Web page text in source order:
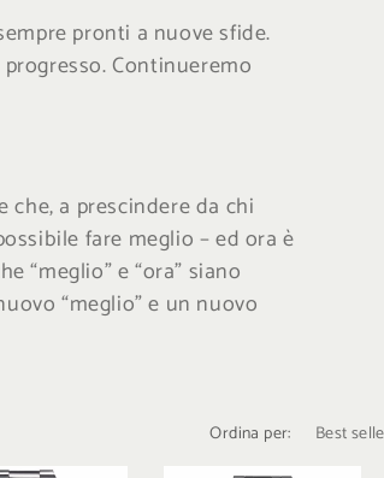
pronti a nuove sfide.
Continueremo
a prescindere da chi
fare meglio – ed ora è
“meglio” e “ora” siano
“meglio” e un nuovo
Ordina per: